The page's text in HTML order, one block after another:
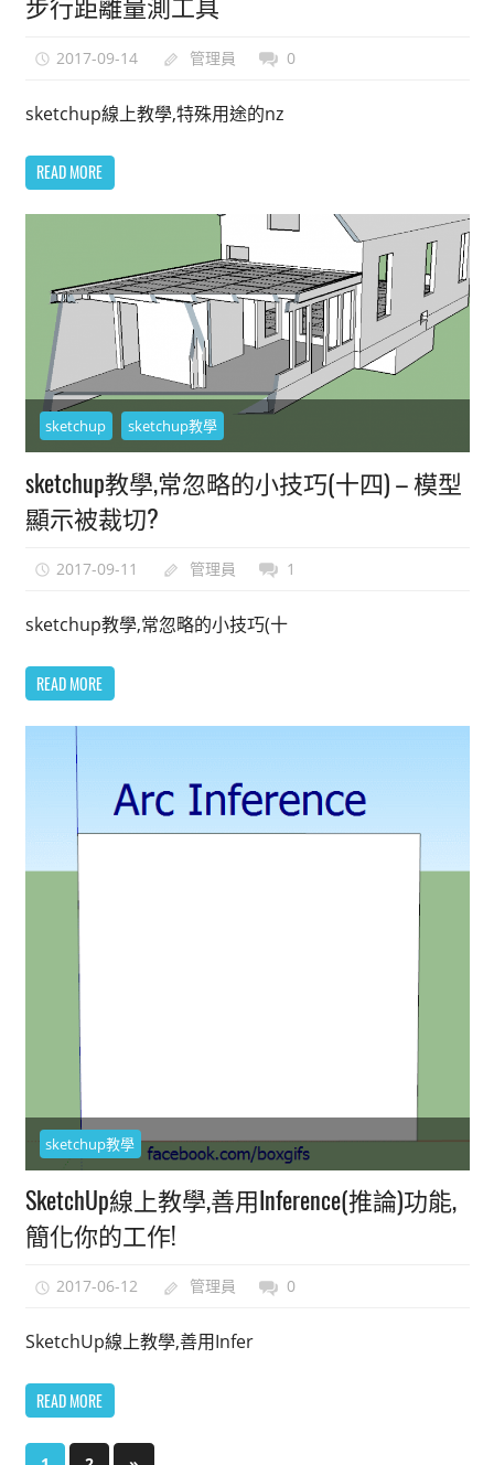
2017-09-14 管理員 0
sketchup線上教學,特殊用途的nz
READ MORE
sketchup sketchup教學
sketchup教學,常忽略的小技巧(十四) – 模型
顯示被裁切?
2017-09-11 管理員 1
sketchup教學,常忽略的小技巧(十
READ MORE
sketchup教學
SketchUp線上教學,善用Inference(推論)功能,
簡化你的工作!
2017-06-12 管理員 0
SketchUp線上教學,善用Infer
READ MORE